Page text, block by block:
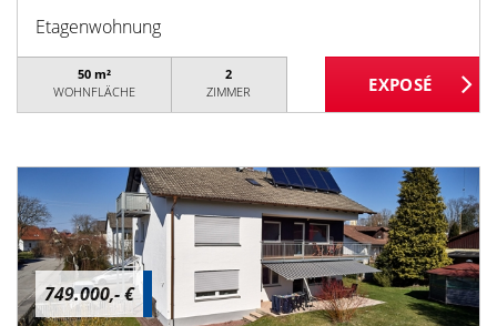
Etagenwohnung
50 m²
WOHNFLÄCHE
2
ZIMMER
749.000,- €